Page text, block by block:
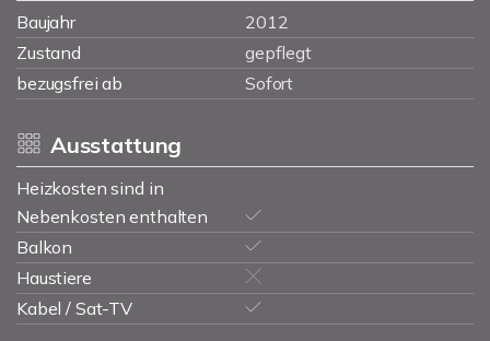
Baujahr
2012
Zustand
gepflegt
bezugsfrei ab
Sofort
Ausstattung
Heizkosten sind in
Nebenkosten enthalten
Balkon
Haustiere
Kabel / Sat-TV